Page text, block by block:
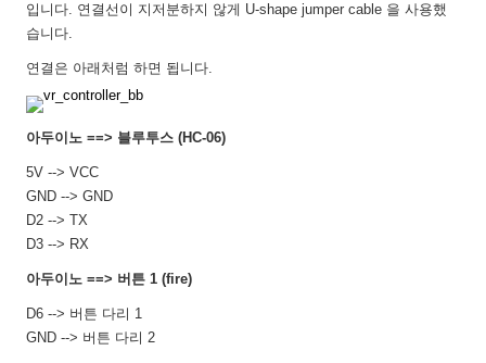
입니다. 연결선이 지저분하지 않게 U-shape jumper cable 을 사용했
습니다.
연결은 아래처럼 하면 됩니다.
아두이노 ==> 블루투스 (HC-06)
5V --> VCC
GND --> GND
D2 --> TX
D3 --> RX
아두이노 ==> 버튼 1 (fire)
D6 --> 버튼 다리 1
GND --> 버튼 다리 2